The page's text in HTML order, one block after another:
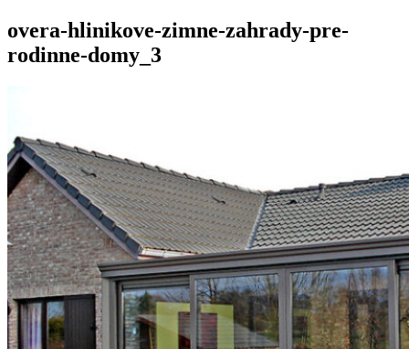
overa-hlinikove-zimne-zahrady-pre-
rodinne-domy_3